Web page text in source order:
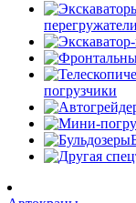
перегружатели
погрузчики